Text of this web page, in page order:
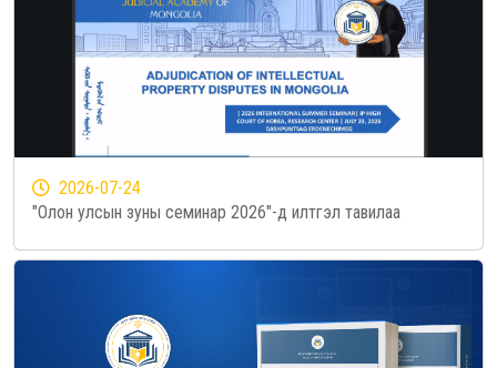
2026-07-24
"Олон улсын зуны семинар 2026"-д илтгэл тавилаа